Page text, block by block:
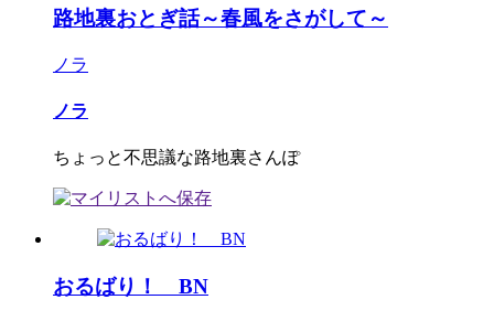
路地裏おとぎ話～春風をさがして～
ノラ
ノラ
ちょっと不思議な路地裏さんぽ
おるばり！ BN